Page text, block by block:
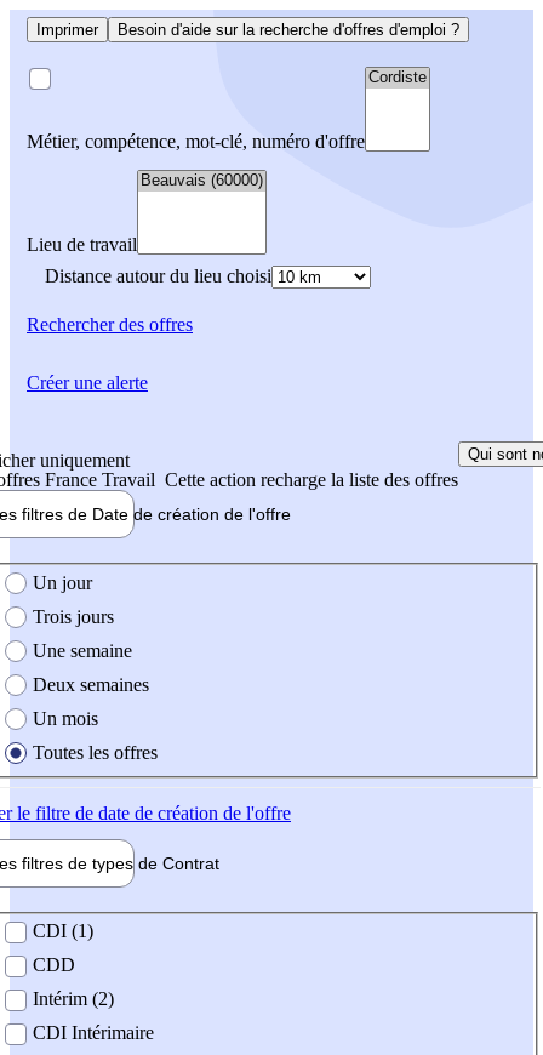
Imprimer Besoin d'aide sur la recherche d'offres d'emploi ?
Métier, compétence, mot-clé, numéro d'offre
Lieu de travail
Distance autour du lieu choisi
Rechercherdes offres
uniquement
France Travail Cette action recharge la liste des offres
Qui sont
filtres de Date de création de l'offre
création de l'offre
Un jour
Trois jours
Une semaine
Deux semaines
Un mois
Toutes les offres
le filtre de date de création de l'offre
filtres de types de Contrat
contrat
CDI (1)
CDD
Intérim (2)
CDI Intérimaire
Créer une alerte